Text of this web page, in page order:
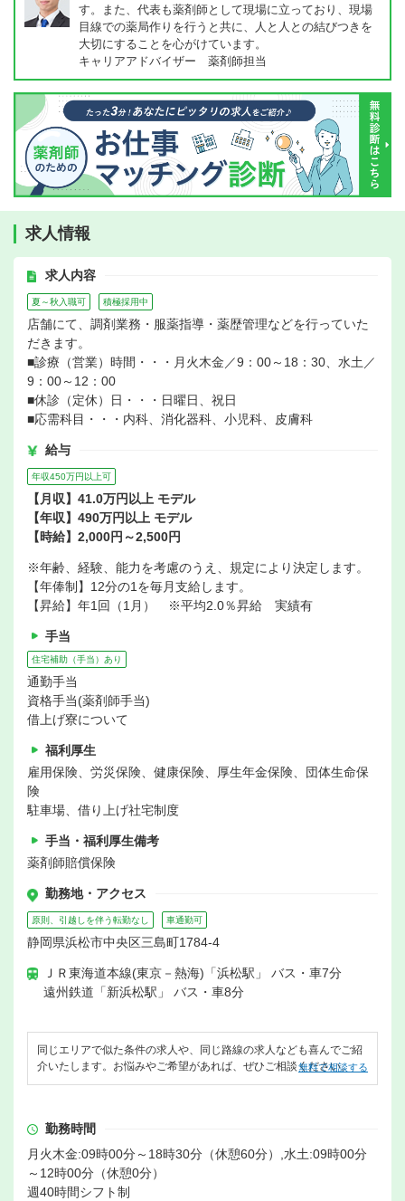
す。また、代表も薬剤師として現場に立っており、現場
目線での薬局作りを行うと共に、人と人との結びつきを
大切にすることを心がけています。
キャリアアドバイザー 薬剤師担当
求人情報
求人内容
夏～秋入職可 積極採用中
店舗にて、調剤業務・服薬指導・薬歴管理などを行っていた
だきます。
■診療（営業）時間・・・月火木金／9：00～18：30、水土／
9：00～12：00
■休診（定休）日・・・日曜日、祝日
■応需科目・・・内科、消化器科、小児科、皮膚科
給与
年収450万円以上可
【月収】41.0万円以上 モデル
【年収】490万円以上 モデル
【時給】2,000円～2,500円
※年齢、経験、能力を考慮のうえ、規定により決定します。
【年俸制】12分の1を毎月支給します。
【昇給】年1回（1月） ※平均2.0％昇給 実績有
手当
住宅補助（手当）あり
通勤手当
資格手当(薬剤師手当)
借上げ寮について
福利厚生
雇用保険、労災保険、健康保険、厚生年金保険、団体生命保
険
駐車場、借り上げ社宅制度
手当・福利厚生備考
薬剤師賠償保険
勤務地・アクセス
原則、引越しを伴う転勤なし 車通勤可
静岡県浜松市中央区三島町1784-4
ＪＲ東海道本線(東京－熱海)「浜松駅」 バス・車7分
遠州鉄道「新浜松駅」 バス・車8分
同じエリアで似た条件の求人や、同じ路線の求人なども喜んでご紹
介いたします。お悩みやご希望があれば、ぜひご相談ください。
無料で相談する
勤務時間
月火木金:09時00分～18時30分（休憩60分）,水土:09時00分
～12時00分（休憩0分）
週40時間シフト制